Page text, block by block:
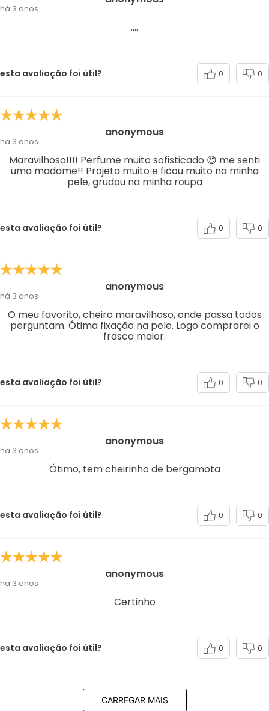
há 3 anos
....
esta avaliação foi útil? 0 0
anonymous
há 3 anos
Maravilhoso!!!! Perfume muito sofisticado 😍 me senti
uma madame!! Projeta muito e ficou muito na minha
pele, grudou na minha roupa
esta avaliação foi útil? 0 0
anonymous
há 3 anos
O meu favorito, cheiro maravilhoso, onde passa todos
perguntam. Ótima fixação na pele. Logo comprarei o
frasco maior.
esta avaliação foi útil? 0 0
anonymous
há 3 anos
Ótimo, tem cheirinho de bergamota
esta avaliação foi útil? 0 0
anonymous
há 3 anos
Certinho
esta avaliação foi útil? 0 0
CARREGAR MAIS